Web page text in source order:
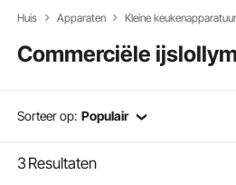
Huis Apparaten Kleine keukenapparatuur
Commerciële
Sorteer op: Populair
3Resultaten